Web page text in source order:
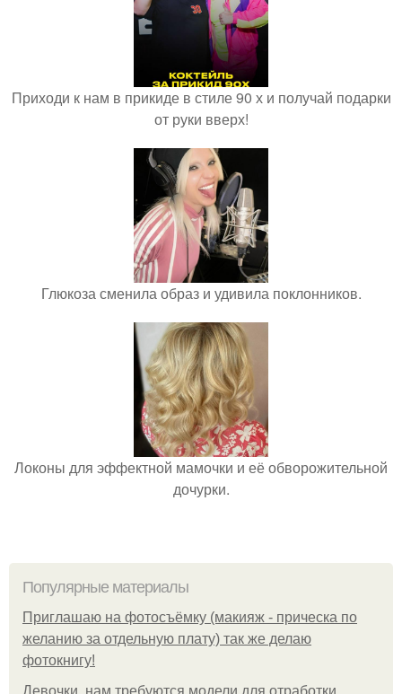
Приходи к нам в прикиде в стиле 90 х и получай подарки
от руки вверх!
Глюкоза сменила образ и удивила поклонников.
Локоны для эффектной мамочки и её обворожительной
дочурки.
Популярные материалы
Приглашаю на фотосъёмку (макияж - прическа по
желанию за отдельную плату) так же делаю
фотокнигу!
Девочки, нам требуются модели для отработки